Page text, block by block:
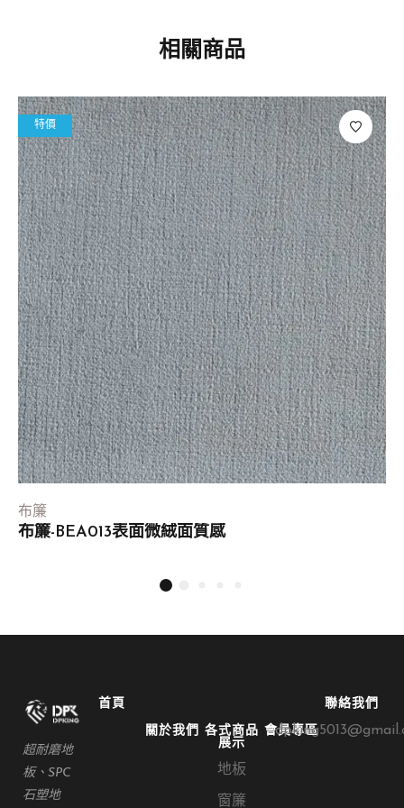
相關商品
特價
布簾
布簾-BEA013表面微絨面質感
超耐磨地
板、SPC
石塑地
首頁
關於我們
各式商品
展示
地板
窗簾
會員專區
聯絡我們